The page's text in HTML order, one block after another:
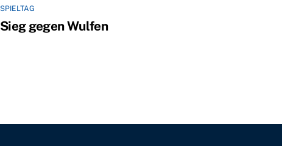
SPIELTAG
Sieg gegen Wulfen